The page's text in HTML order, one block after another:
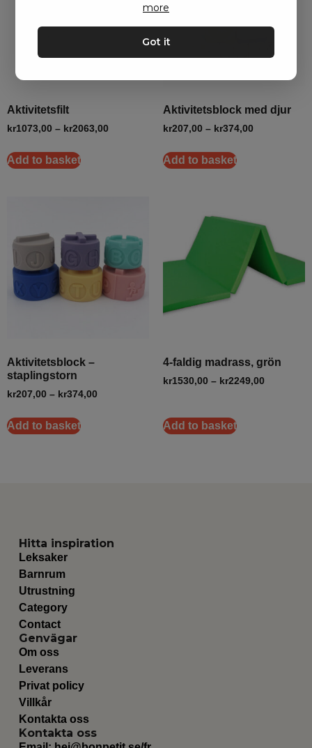
Aktivitetsfilt
kr1073,00 – kr2063,00
Add to basket
Aktivitetsblock med djur
kr207,00 – kr374,00
Add to basket
Aktivitetsblock –
staplingstorn
kr207,00 – kr374,00
Add to basket
4-faldig madrass, grön
kr1530,00 – kr2249,00
Add to basket
Hitta inspiration
Leksaker
Barnrum
Utrustning
Category
Contact
Genvägar
Om oss
Leverans
Privat policy
Villkår
Kontakta oss
Kontakta oss
more
Got it